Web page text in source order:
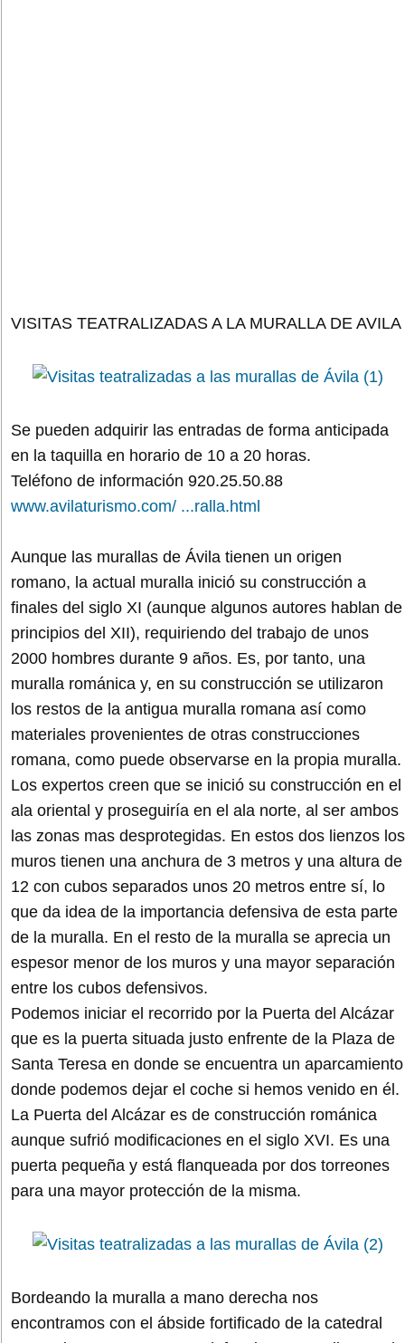
VISITAS TEATRALIZADAS A LA MURALLA DE AVILA
Se pueden adquirir las entradas de forma anticipada
en la taquilla en horario de 10 a 20 horas.
Teléfono de información 920.25.50.88
www.avilaturismo.com/ ...ralla.html
Aunque las murallas de Ávila tienen un origen
romano, la actual muralla inició su construcción a
finales del siglo XI (aunque algunos autores hablan de
principios del XII), requiriendo del trabajo de unos
2000 hombres durante 9 años. Es, por tanto, una
muralla románica y, en su construcción se utilizaron
los restos de la antigua muralla romana así como
materiales provenientes de otras construcciones
romana, como puede observarse en la propia muralla.
Los expertos creen que se inició su construcción en el
ala oriental y proseguiría en el ala norte, al ser ambos
las zonas mas desprotegidas. En estos dos lienzos los
muros tienen una anchura de 3 metros y una altura de
12 con cubos separados unos 20 metros entre sí, lo
que da idea de la importancia defensiva de esta parte
de la muralla. En el resto de la muralla se aprecia un
espesor menor de los muros y una mayor separación
entre los cubos defensivos.
Podemos iniciar el recorrido por la Puerta del Alcázar
que es la puerta situada justo enfrente de la Plaza de
Santa Teresa en donde se encuentra un aparcamiento
donde podemos dejar el coche si hemos venido en él.
La Puerta del Alcázar es de construcción románica
aunque sufrió modificaciones en el siglo XVI. Es una
puerta pequeña y está flanqueada por dos torreones
para una mayor protección de la misma.
Bordeando la muralla a mano derecha nos
encontramos con el ábside fortificado de la catedral